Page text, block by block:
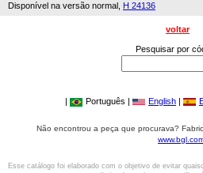
Disponível na versão normal, H 24136
voltar
Pesquisar por
| Português | English |
Não encontrou a peça que procurava?
Esse catálogo foi elaborado com o objetivo de evitar